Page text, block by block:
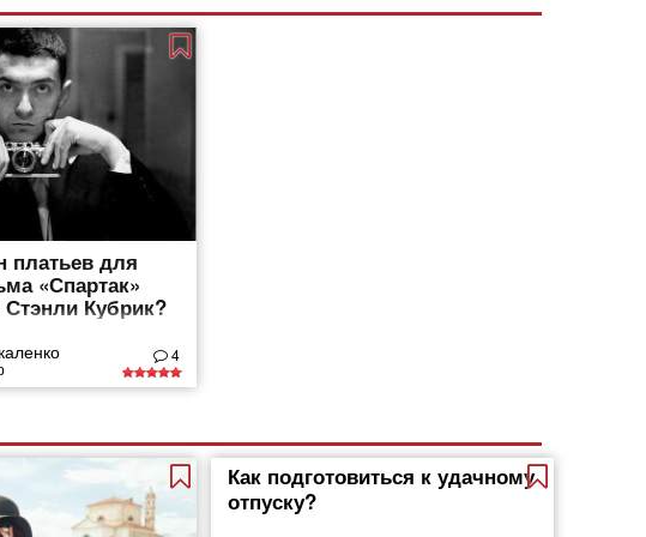
платьев для
«Спартак»
Кубрик?
4
Как подготовиться к удачному
отпуску?